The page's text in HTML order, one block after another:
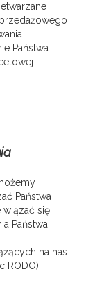
Państwa
Państwa
wiązać się
Państwa
na nas
RODO)